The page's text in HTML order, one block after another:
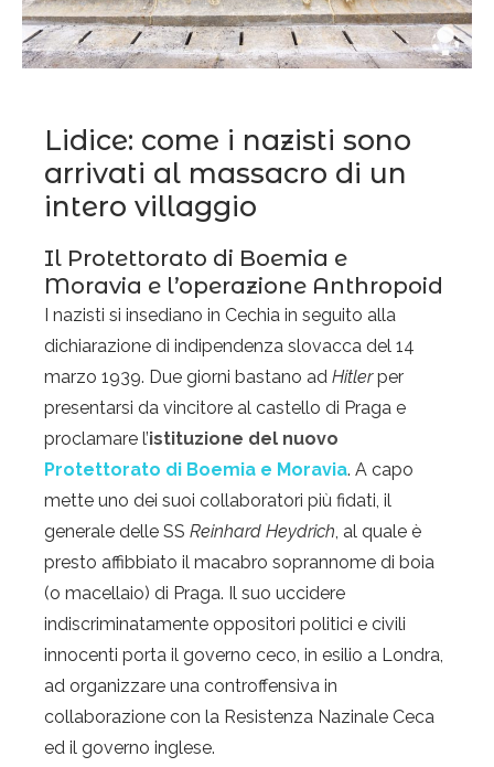
Lidice: come i nazisti sono
arrivati al massacro di un
intero villaggio
Il Protettorato di Boemia e
Moravia e l’operazione Anthropoid
I nazisti si insediano in Cechia in seguito alla
dichiarazione di indipendenza slovacca del 14
marzo 1939. Due giorni bastano ad Hitlerper
presentarsi da vincitore al castello di Praga e
proclamare l’istituzione del nuovo
Protettorato di Boemia e Moravia. A capo
mette uno dei suoi collaboratori più fidati, il
generale delle SS Reinhard Heydrich, al quale è
presto affibbiato il macabro soprannome di boia
(o macellaio) di Praga. Il suo uccidere
indiscriminatamente oppositori politici e civili
innocenti porta il governo ceco, in esilio a Londra,
ad organizzare una controffensiva in
collaborazione con la Resistenza Nazinale Ceca
ed il governo inglese.